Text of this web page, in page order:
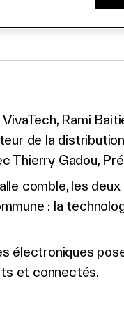
VivaTech, Rami
de la
Thierry Gadou,
comble, les
: la
électroniques
et connectés.